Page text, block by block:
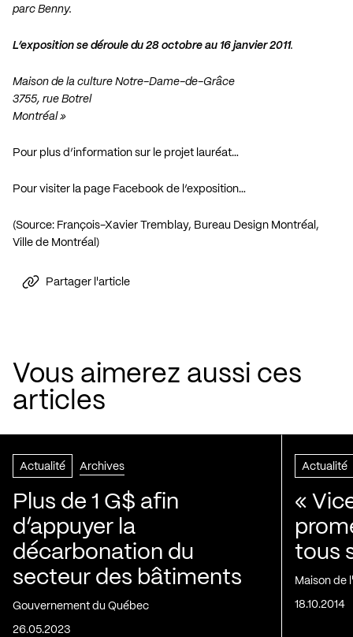
parc Benny.
L’exposition se déroule du 28 octobre au 16 janvier 2011.
Maison de la culture Notre-Dame-de-Grâce
3755, rue Botrel
Montréal »
Pour plus d’information sur le projet lauréat…
Pour visiter la page Facebook de l’exposition…
(Source: François-Xavier Tremblay, Bureau Design Montréal,
Ville de Montréal)
Partager l'article
Vous aimerez aussi ces
articles
Actualité Archives
Plus de 1 G$ afin
d’appuyer la
décarbonation du
secteur des bâtiments
Gouvernement du Québec
26.05.2023
Actualité
«
tous
Maison de
18.10.2014